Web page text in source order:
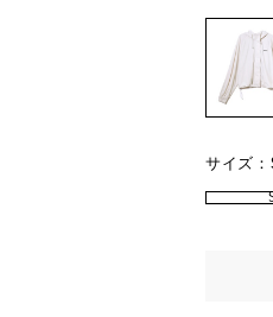
サイズ：